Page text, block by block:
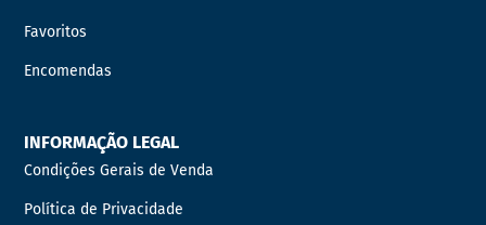
Favoritos
Encomendas
INFORMAÇÃO LEGAL
Condições Gerais de Venda
Política de Privacidade